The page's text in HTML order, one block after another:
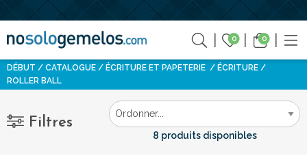
0 0
DÉBUT CATALOGUE ÉCRITURE ET PAPETERIE
ÉCRITURE
ROLLER BALL
Filtres
8 produits disponibles